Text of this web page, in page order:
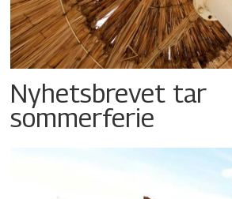
Nyhetsbrevet tar
sommerferie